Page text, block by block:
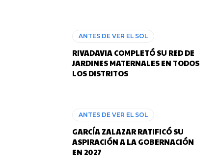
ANTES DE VER EL SOL
RIVADAVIA COMPLETÓ SU RED DE
JARDINES MATERNALES EN TODOS
LOS DISTRITOS
ANTES DE VER EL SOL
GARCÍA ZALAZAR RATIFICÓ SU
ASPIRACIÓN A LA GOBERNACIÓN
EN 2027